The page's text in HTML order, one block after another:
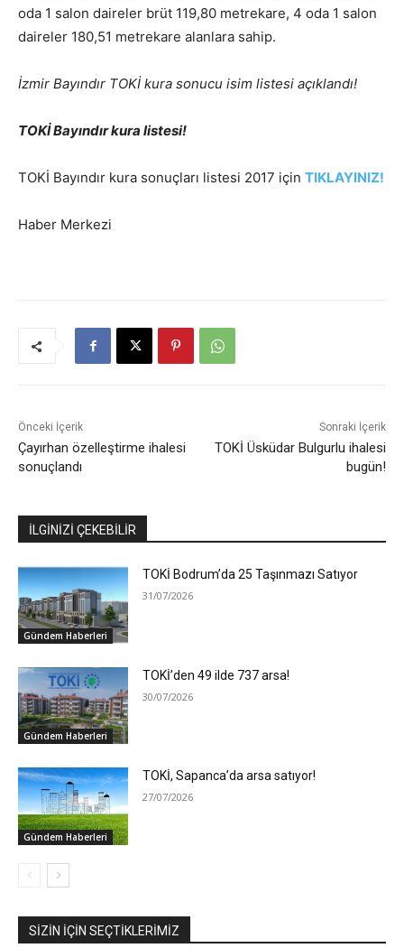
oda 1 salon daireler brüt 119,80 metrekare, 4 oda 1 salon
daireler 180,51 metrekare alanlara sahip.
İzmir Bayındır TOKİ kura sonucu isim listesi açıklandı!
TOKİ Bayındır kura listesi!
TOKİ Bayındır kura sonuçları listesi 2017 için TIKLAYINIZ!
Haber Merkezi
Önceki İçerik
Çayırhan özelleştirme ihalesi
sonuçlandı
Sonraki İçerik
TOKİ Üsküdar Bulgurlu ihalesi
bugün!
İLGİNİZİ ÇEKEBİLİR
Gündem Haberleri
TOKİ Bodrum’da 25 Taşınmazı Satıyor
31/07/2026
Gündem Haberleri
TOKİ’den 49 ilde 737 arsa!
30/07/2026
Gündem Haberleri
TOKİ, Sapanca’da arsa satıyor!
27/07/2026
SIZIN İÇIN SEÇTIKLERIMIZ